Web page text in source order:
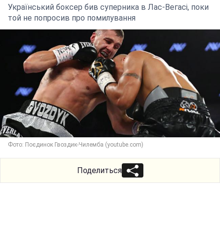
Український боксер бив суперника в Лас-Вегасі, поки
той не попросив про помилування
Фото: Поєдинок Гвоздик-Чилемба (youtube.com)
Поделиться